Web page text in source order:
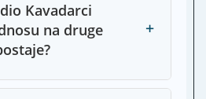
Kavadarci
na druge
+